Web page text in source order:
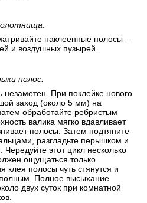
.
наклеенные полосы –
и воздушных пузырей.
полос.
При поклейке нового
заход (около 5 мм) на
обработайте ребристым
валика мягко вдавливает
полосы. Затем подтяните
разгладьте перышком и
Чередуйте этот цикл несколько
ощущаться только
полосы чуть стянутся и
Полное высыхание
двух суток при комнатной